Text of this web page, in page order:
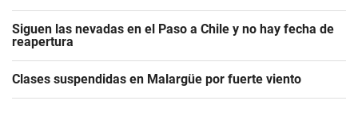
Siguen las nevadas en el Paso a Chile y no hay fecha de
reapertura
Clases suspendidas en Malargüe por fuerte viento